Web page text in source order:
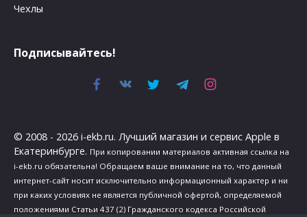
Чехлы
Подписывайтесь!
© 2008 - 2026 i-ekb.ru. Лучший магазин и сервис Apple в
Екатеринбурге. При копировании материалов активная ссылка на
i-ekb.ru обязательна! Обращаем ваше внимание на то, что данный
интернет-сайт носит исключительно информационный характер и ни
при каких условиях не является публичной офертой, определяемой
положениями Статьи 437 (2) Гражданского кодекса Российской